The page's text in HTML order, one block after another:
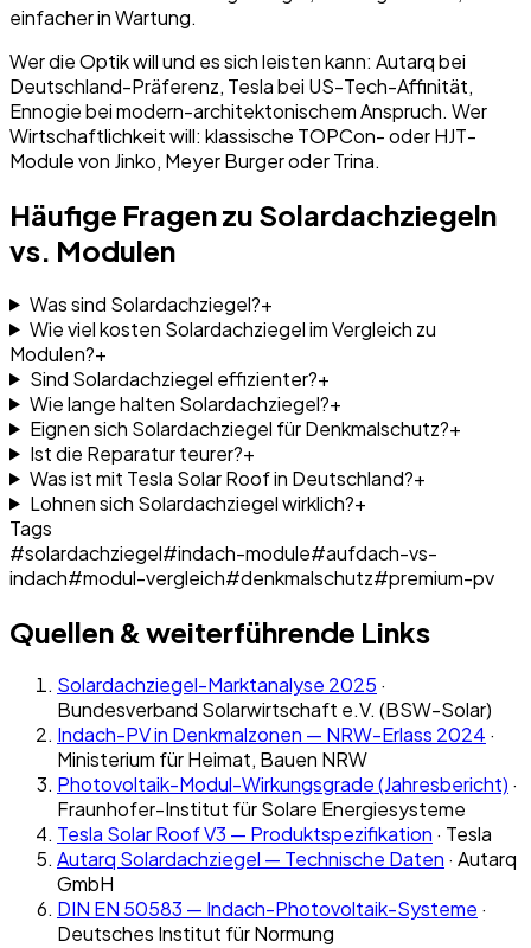
einfacher in Wartung.
Wer die Optik will und es sich leisten kann: Autarq bei
Deutschland-Präferenz, Tesla bei US-Tech-Affinität,
Ennogie bei modern-architektonischem Anspruch. Wer
Wirtschaftlichkeit will: klassische TOPCon- oder HJT-
Module von Jinko, Meyer Burger oder Trina.
Häufige Fragen zu Solardachziegeln
vs. Modulen
Was sind Solardachziegel?+
Wie viel kosten Solardachziegel im Vergleich zu
Modulen?+
Sind Solardachziegel effizienter?+
Wie lange halten Solardachziegel?+
Eignen sich Solardachziegel für Denkmalschutz?+
Ist die Reparatur teurer?+
Was ist mit Tesla Solar Roof in Deutschland?+
Lohnen sich Solardachziegel wirklich?+
Tags
#solardachziegel#indach-module#aufdach-vs-
indach#modul-vergleich#denkmalschutz#premium-pv
Quellen & weiterführende Links
Solardachziegel-Marktanalyse 2025 ·
Bundesverband Solarwirtschaft e.V. (BSW-Solar)
Indach-PV in Denkmalzonen — NRW-Erlass 2024 ·
Ministerium für Heimat, Bauen NRW
Photovoltaik-Modul-Wirkungsgrade (Jahresbericht) ·
Fraunhofer-Institut für Solare Energiesysteme
Tesla Solar Roof V3 — Produktspezifikation · Tesla
Autarq Solardachziegel — Technische Daten · Autarq
GmbH
DIN EN 50583 — Indach-Photovoltaik-Systeme ·
Deutsches Institut für Normung